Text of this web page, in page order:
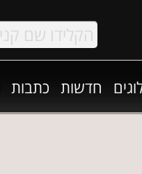
חדשות כתבות